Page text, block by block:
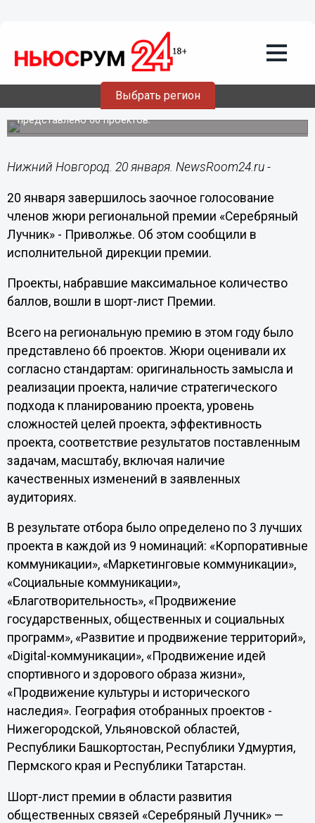
Выбрать регион
Определен шорт-лист VI региональной
премии «Серебряный Лучник» -
Приволжье
Всего на региональную премию в этом году было
представлено 66 проектов.
Нижний Новгород. 20 января. NewsRoom24.ru -
20 января завершилось заочное голосование
членов жюри региональной премии «Серебряный
Лучник» - Приволжье. Об этом сообщили в
исполнительной дирекции премии.
Проекты, набравшие максимальное количество
баллов, вошли в шорт-лист Премии.
Всего на региональную премию в этом году было
представлено 66 проектов. Жюри оценивали их
согласно стандартам: оригинальность замысла и
реализации проекта, наличие стратегического
подхода к планированию проекта, уровень
сложностей целей проекта, эффективность
проекта, соответствие результатов поставленным
задачам, масштабу, включая наличие
качественных изменений в заявленных
аудиториях.
В результате отбора было определено по 3 лучших
проекта в каждой из 9 номинаций: «Корпоративные
коммуникации», «Маркетинговые коммуникации»,
«Социальные коммуникации»,
«Благотворительность», «Продвижение
государственных, общественных и социальных
программ», «Развитие и продвижение территорий»,
«Digital-коммуникации», «Продвижение идей
спортивного и здорового образа жизни»,
«Продвижение культуры и исторического
наследия». География отобранных проектов -
Нижегородской, Ульяновской областей,
Республики Башкортостан, Республики Удмуртия,
Пермского края и Республики Татарстан.
Шорт-лист премии в области развития
общественных связей «Серебряный Лучник» —